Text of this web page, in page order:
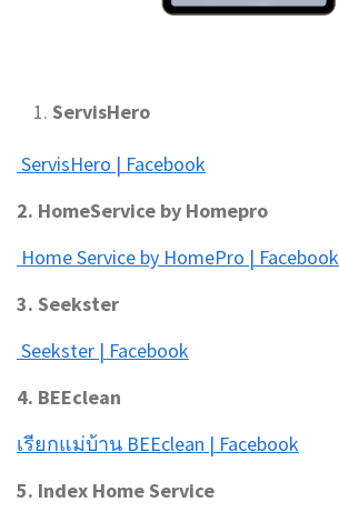
ServisHero
ServisHero | Facebook
2. HomeService by Homepro
Home Service by HomePro | Facebook
3. Seekster
Seekster | Facebook
4. BEEclean
เรียกแม่บ้าน BEEclean | Facebook
5. Index Home Service